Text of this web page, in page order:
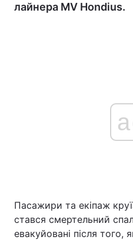
лайнера MV Hondius.
Пасажири та екіпаж
стався смертельний
евакуйовані після того,